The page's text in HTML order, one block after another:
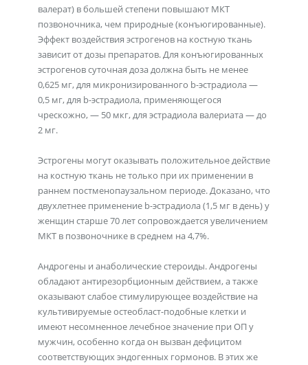
валерат) в большей степени повышают МКТ
позвоночника, чем природные (конъюгированные).
Эффект воздействия эстрогенов на костную ткань
зависит от дозы препаратов. Для конъюгированных
эстрогенов суточная доза должна быть не менее
0,625 мг, для микронизированного b-эстрадиола —
0,5 мг, для b-эстрадиола, применяющегося
чрескожно, — 50 мкг, для эстрадиола валериата — до
2 мг.
Эстрогены могут оказывать положительное действие
на костную ткань не только при их применении в
раннем постменопаузальном периоде. Доказано, что
двухлетнее применение b-эстрадиола (1,5 мг в день) у
женщин старше 70 лет сопровождается увеличением
МКТ в позвоночнике в среднем на 4,7%.
Андрогены и анаболические стероиды. Андрогены
обладают антирезорбционным действием, а также
оказывают слабое стимулирующее воздействие на
культивируемые остеобласт-подобные клетки и
имеют несомненное лечебное значение при ОП у
мужчин, особенно когда он вызван дефицитом
соответствующих эндогенных гормонов. В этих же